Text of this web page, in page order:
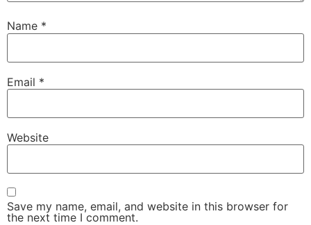
Name *
Email *
Website
Save my name, email, and website in this browser for
the next time I comment.